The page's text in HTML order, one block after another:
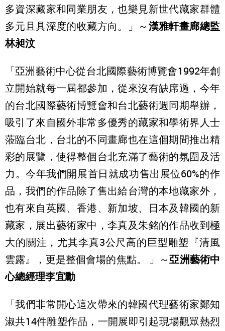
多資深藏家和同業朋友，也樂見新世代藏家群體
多元且具深度的收藏方向。」～漢雅軒畫廊總監
林昶汶
「亞洲藝術中心從台北國際藝術博覽會1992年創
立開始就每一屆都參加，從來沒有缺席過，今年
的台北國際藝術博覽會和台北藝術週同期舉辦，
吸引了來自國外非常多優秀的藏家和學術界人士
蒞臨台北，台北的不同畫廊也在這個期間推出精
彩的展覽，使得整個台北充滿了藝術的氛圍及活
力。今年我們開展首日就成功售出展位60%的作
品，我們的作品除了售出給台灣的本地藏家外，
也有來自英國、香港、新加坡、日本及韓國的新
藏家，展出藝術家中，李真及朱銘的作品收到極
大的關注，尤其李真3公尺高的巨型雕塑『清風
雲露』，更是整個會場的焦點。 」～亞洲藝術中
心總經理李宜勳
「我們非常開心這次帶來的韓國代理藝術家鄭知
淑共14件雕塑作品，一開展即引起現場觀眾熱烈